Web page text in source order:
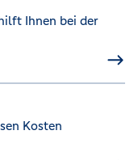
Ihnen bei der
Kosten